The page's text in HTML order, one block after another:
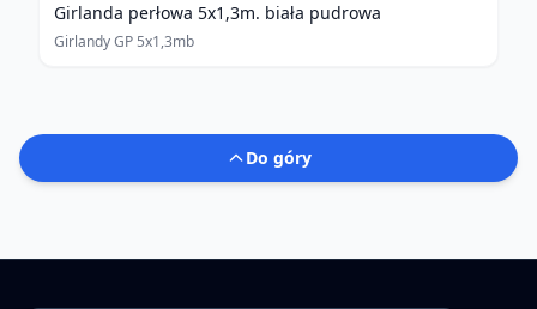
Girlanda perłowa 5x1,3m. biała pudrowa
Girlandy GP 5x1,3mb
Do góry